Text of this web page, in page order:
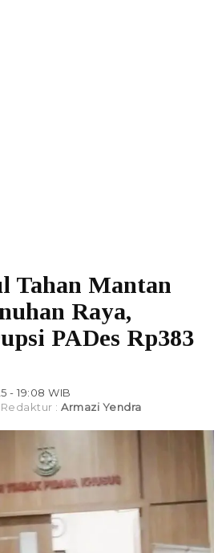
Tahan Mantan
Raya,
PADes Rp383
- 19:08 WIB
Redaktur : Armazi Yendra